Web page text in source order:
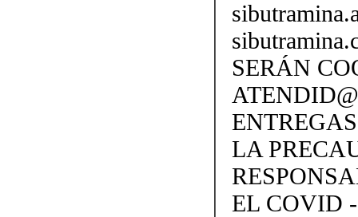
SERÁN
LA
EL COVID